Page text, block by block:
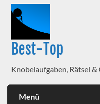
Best-Top
Knobelaufgaben, Rätsel
Menü